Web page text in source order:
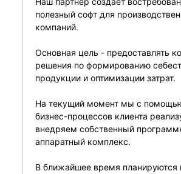
полезный софт для
компаний.
Основная цель - предоставлять
решения по формированию
продукции и оптимизации затрат.
На текущий момент мы с
бизнес-процессов клиента
внедряем собственный
аппаратный комплекс.
В ближайшее время планируются